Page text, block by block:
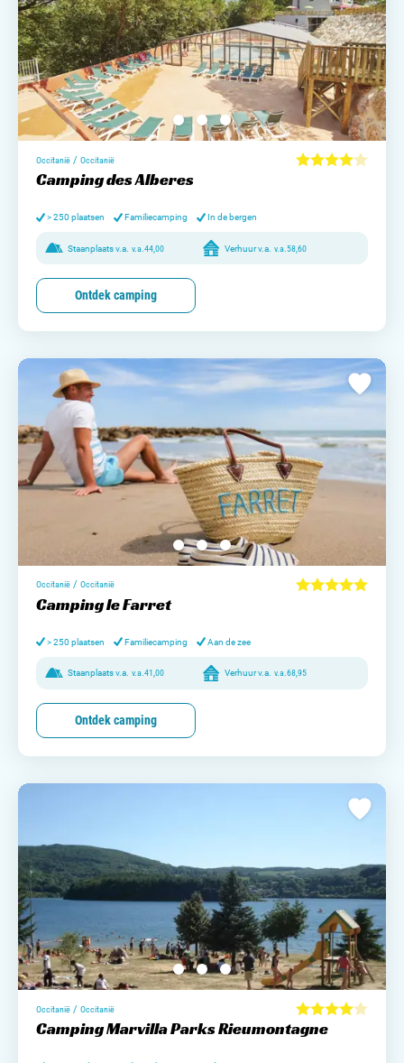
Occitanië / Occitanië
Camping des Alberes
> 250 plaatsen Familiecamping In de bergen
Staanplaats v.a. v.a. 44,00 Verhuur v.a. v.a. 58,60
Ontdek camping
Occitanië / Occitanië
Camping le Farret
> 250 plaatsen Familiecamping Aan de zee
Staanplaats v.a. v.a.41,00 Verhuur v.a. v.a.68,95
Ontdek camping
Occitanië / Occitanië
Camping Marvilla Parks Rieumontagne